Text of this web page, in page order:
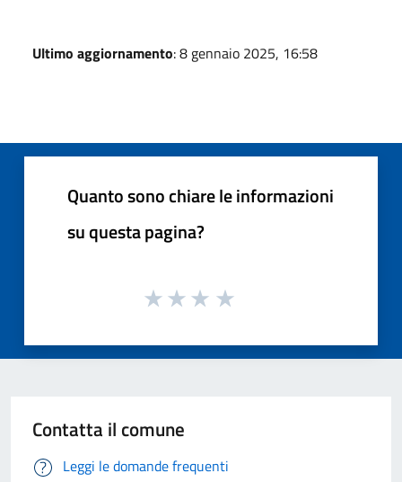
Ultimo aggiornamento: 8 gennaio 2025, 16:58
Quanto sono chiare le informazioni
su questa pagina?
Contatta il comune
Leggi le domande frequenti